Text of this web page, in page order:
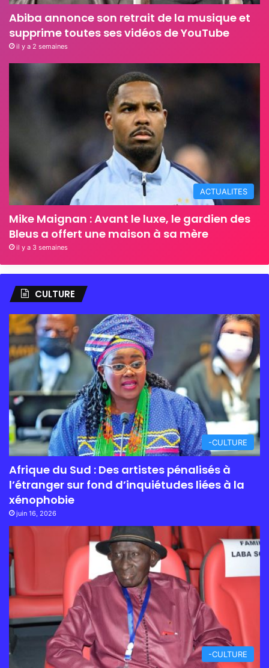
Abiba annonce son retrait de la musique et
supprime toutes ses vidéos de YouTube
il y a 2 semaines
ACTUALITES
Mike Maignan : Avant le luxe, le gardien des
Bleus a offert une maison à sa mère
il y a 3 semaines
CULTURE
-CULTURE
Afrique du Sud : Des artistes pénalisés à
l’étranger sur fond d’inquiétudes liées à la
xénophobie
juin 16, 2026
-CULTURE